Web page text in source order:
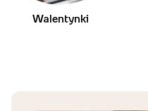
Walentynki